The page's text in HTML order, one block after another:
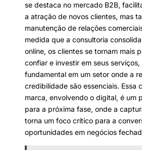
se destaca no mercado B2B,
a atração de novos clientes, mas
manutenção de relações
medida que a consultoria
online, os clientes se tornam mais
confiar e investir em seus serviços,
fundamental em um setor onde a
credibilidade são essenciais. Essa
marca, envolvendo o digital, é um
para a próxima fase, onde a
torna um foco crítico para a
oportunidades em negócios